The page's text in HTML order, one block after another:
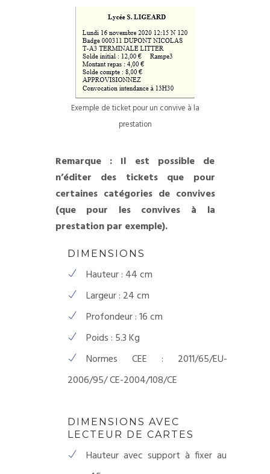
Exemple de ticket pour un convive à la
prestation
Remarque : Il est possible de
n’éditer des tickets que pour
certaines catégories de convives
(que pour les convives à la
prestation par exemple).
DIMENSIONS
Hauteur : 44 cm
Largeur : 24 cm
Profondeur : 16 cm
Poids : 5.3 Kg
Normes CEE : 2011/65/EU-
2006/95/ CE-2004/108/CE
DIMENSIONS AVEC
LECTEUR DE CARTES
Hauteur avec support à fixer au